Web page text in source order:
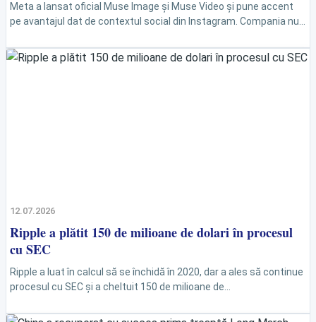
Meta a lansat oficial Muse Image și Muse Video și pune accent
pe avantajul dat de contextul social din Instagram. Compania nu
12.07.2026
Ripple a plătit 150 de milioane de dolari în procesul
cu SEC
Ripple a luat în calcul să se închidă în 2020, dar a ales să continue
procesul cu SEC și a cheltuit 150 de milioane de...